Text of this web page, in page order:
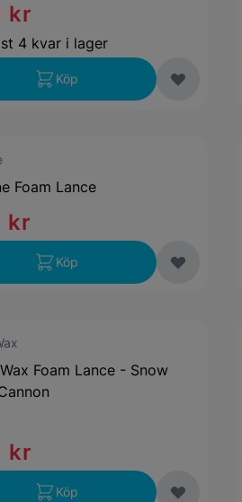
kr
4 kvar i lager
Köp
Foam Lance
kr
Köp
Foam Lance - Snow
kr
Köp